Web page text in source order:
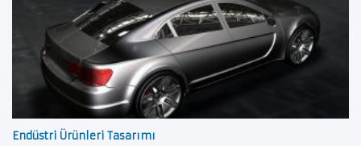
Endüstri Ürünleri Tasarımı